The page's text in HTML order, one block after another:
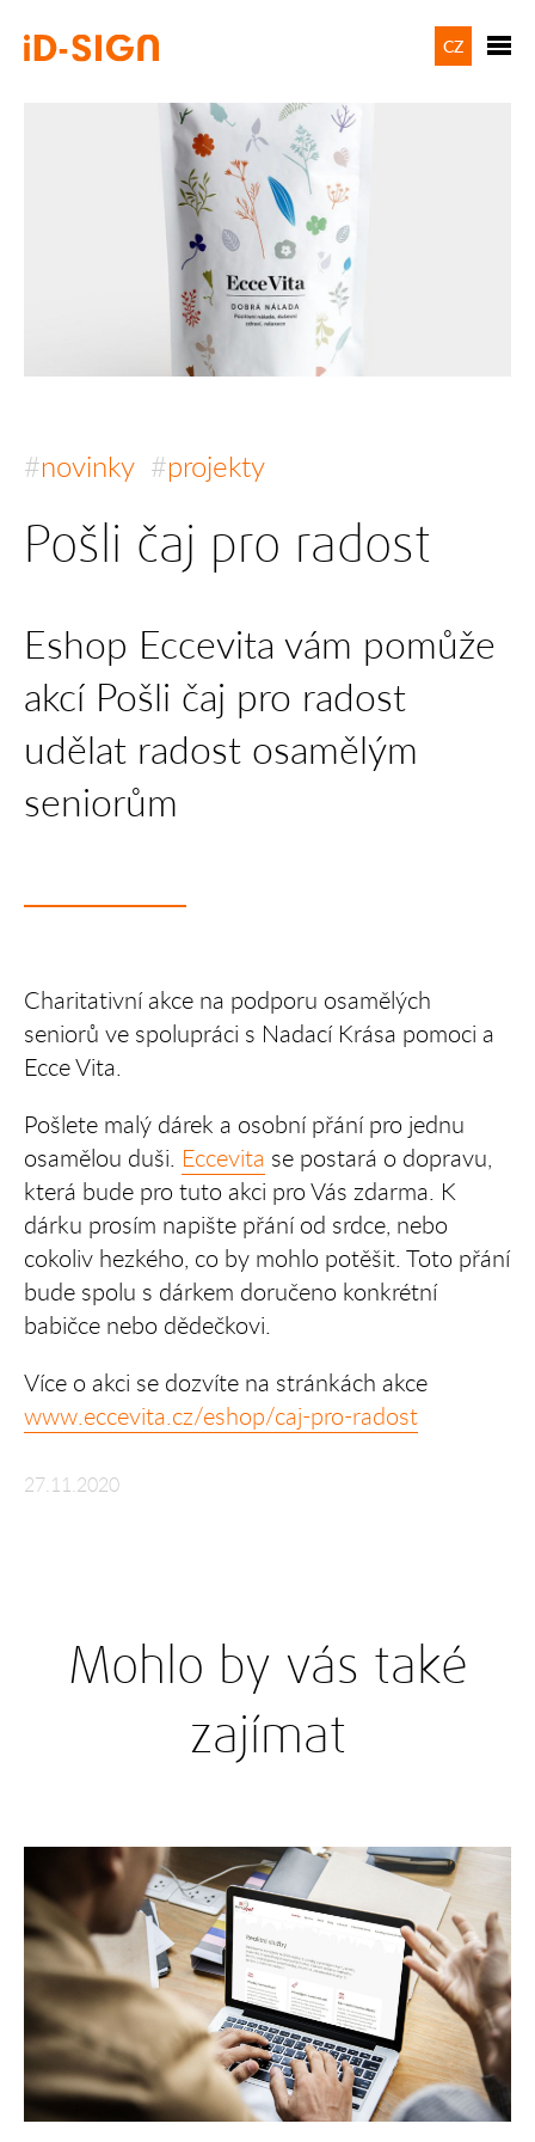
CZ
novinky projekty
Pošli čaj pro radost
Eshop Eccevita vám pomůže
akcí Pošli čaj pro radost
udělat radost osamělým
seniorům
Charitativní akce na podporu osamělých
seniorů ve spolupráci s Nadací Krása pomoci a
Ecce Vita.
Pošlete malý dárek a osobní přání pro jednu
osamělou duši. Eccevita se postará o dopravu,
která bude pro tuto akci pro Vás zdarma. K
dárku prosím napište přání od srdce, nebo
cokoliv hezkého, co by mohlo potěšit. Toto přání
bude spolu s dárkem doručeno konkrétní
babičce nebo dědečkovi.
Více o akci se dozvíte na stránkách akce
www.eccevita.cz/eshop/caj-pro-radost
27.11.2020
Mohlo by vás také
zajímat